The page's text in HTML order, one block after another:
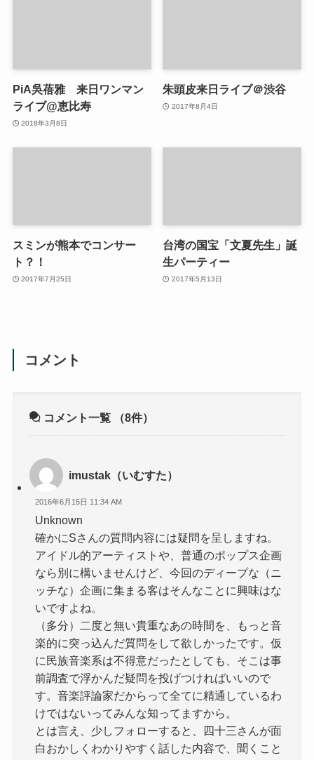
PiA吳蓓雅 来日ワンマン
ライブ@恵比寿
2018年3月8日
朱頭皮来日ライブ＠渋谷
2017年8月4日
スミンが熊本でコンサー
ト？！
2017年7月25日
台湾の国宝「文夏先生」誕
生パーティー
2017年5月13日
コメント
コメント一覧 （8件）
imustak（いむすた）
2016年6月15日 11:34 AM
Unknown
確かにSさんの質問内容には疑問を呈しますね。
アイドル的アーティストや、普通のポップス企画
なら別に構いませんけど、今回のディープな（ニ
ッチな）企画に集まる客はそんなことに興味はな
いですよね。
（多分）二度と無い貴重なあの時間を、もっと音
楽的に突っ込んだ質問をして欲しかったです。仮
に民族音楽系は不得意だったとしても、そこは事
前調査で浮かんだ疑問を投げつければいいので
す。音楽評論家だからって全てに精通しているわ
けではないってみんな知ってますから。
とは言え、少しフォローすると、四十三さんが面
白おかしくわかりやすく話した内容で、聞くこと